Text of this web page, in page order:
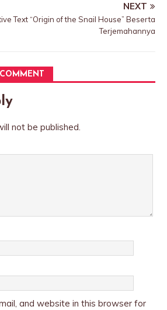
NEXT
Text “Origin of the Snail House” Beserta
Terjemahannya
not be published.
and website in this browser for